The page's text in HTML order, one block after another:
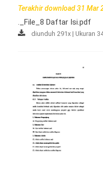
Terakhir download 31 Mar
._File_8 Daftar Isi.pdf
diunduh 291x | Ukuran